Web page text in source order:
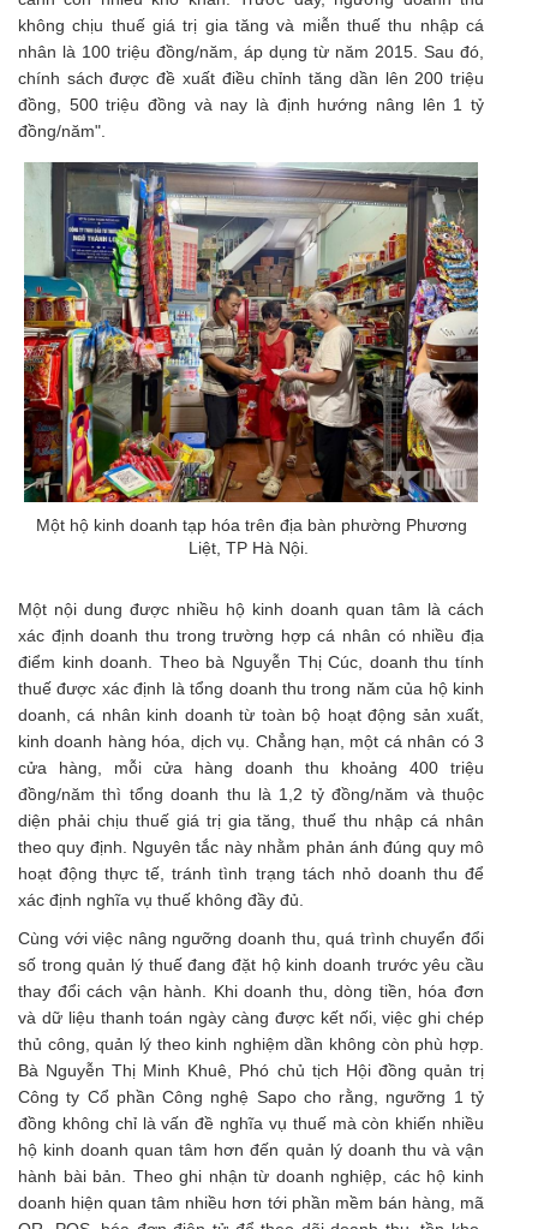
không chịu thuế giá trị gia tăng và miễn thuế thu nhập cá
nhân là 100 triệu đồng/năm, áp dụng từ năm 2015. Sau đó,
chính sách được đề xuất điều chỉnh tăng dần lên 200 triệu
đồng, 500 triệu đồng và nay là định hướng nâng lên 1 tỷ
đồng/năm".
Một hộ kinh doanh tạp hóa trên địa bàn phường Phương
Liệt, TP Hà Nội.
Một nội dung được nhiều hộ kinh doanh quan tâm là cách
xác định doanh thu trong trường hợp cá nhân có nhiều địa
điểm kinh doanh. Theo bà Nguyễn Thị Cúc, doanh thu tính
thuế được xác định là tổng doanh thu trong năm của hộ kinh
doanh, cá nhân kinh doanh từ toàn bộ hoạt động sản xuất,
kinh doanh hàng hóa, dịch vụ. Chẳng hạn, một cá nhân có 3
cửa hàng, mỗi cửa hàng doanh thu khoảng 400 triệu
đồng/năm thì tổng doanh thu là 1,2 tỷ đồng/năm và thuộc
diện phải chịu thuế giá trị gia tăng, thuế thu nhập cá nhân
theo quy định. Nguyên tắc này nhằm phản ánh đúng quy mô
hoạt động thực tế, tránh tình trạng tách nhỏ doanh thu để
xác định nghĩa vụ thuế không đầy đủ.
Cùng với việc nâng ngưỡng doanh thu, quá trình chuyển đổi
số trong quản lý thuế đang đặt hộ kinh doanh trước yêu cầu
thay đổi cách vận hành. Khi doanh thu, dòng tiền, hóa đơn
và dữ liệu thanh toán ngày càng được kết nối, việc ghi chép
thủ công, quản lý theo kinh nghiệm dần không còn phù hợp.
Bà Nguyễn Thị Minh Khuê, Phó chủ tịch Hội đồng quản trị
Công ty Cổ phần Công nghệ Sapo cho rằng, ngưỡng 1 tỷ
đồng không chỉ là vấn đề nghĩa vụ thuế mà còn khiến nhiều
hộ kinh doanh quan tâm hơn đến quản lý doanh thu và vận
hành bài bản. Theo ghi nhận từ doanh nghiệp, các hộ kinh
doanh hiện quan tâm nhiều hơn tới phần mềm bán hàng, mã